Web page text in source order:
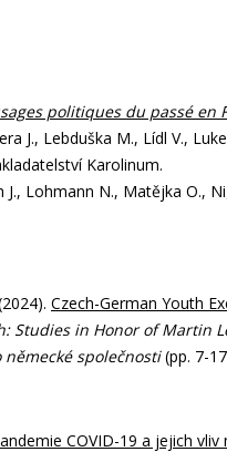
politiques du passé en
J., Lebduška M., Lídl V.,
Karolinum.
Lohmann N., Matějka O.,
Czech-German Youth
Studies in Honor of Martin
společnosti(pp. 7-
COVID-19 a jejich vliv